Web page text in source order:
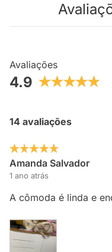
Avaliações
4.9
14 avaliações
Amanda Salvador
1 ano atrás
A cômoda é linda e